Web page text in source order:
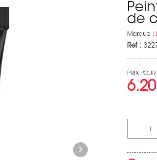
Voir toutes nos
de
Marque :
Ref :
PRIX
1